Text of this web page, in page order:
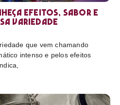
efeitos, sabor e
variedade
que vem chamando
intenso e pelos efeitos